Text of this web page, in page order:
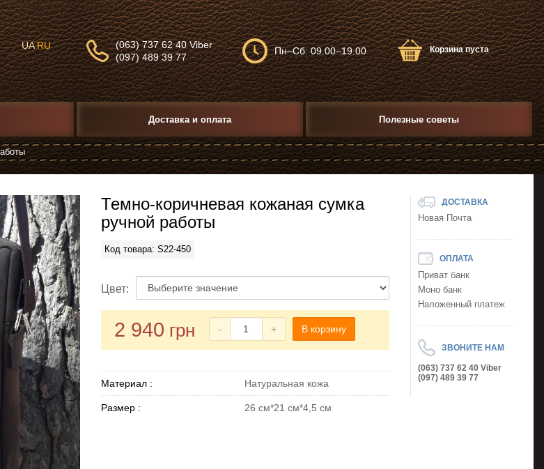
(063) 737 62 40 Viber
(097) 489 39 77
Пн–Сб: 09.00–19.00 Корзина пуста
UA RU
Доставка и оплата Полезные советы
Темно-коричневая кожаная сумка
ручной работы
Код товара: S22-450
Цвет:
2 940 грн - + В корзину
Материал : Натуральная кожа
Размер : 26 см*21 см*4,5 см
ДОСТАВКА
Новая Почта
ОПЛАТА
Приват банк
Моно банк
Наложенный платеж
ЗВОНИТЕ НАМ
(063) 737 62 40 Viber
(097) 489 39 77